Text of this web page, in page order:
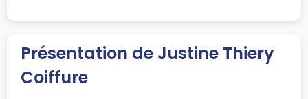
Présentation de Justine Thiery
Coiffure